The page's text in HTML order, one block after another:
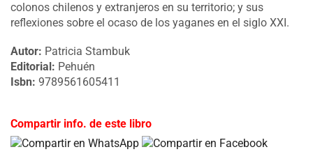
colonos chilenos y extranjeros en su territorio; y sus
reflexiones sobre el ocaso de los yaganes en el siglo XXI.
Autor: Patricia Stambuk
Editorial: Pehuén
Isbn: 9789561605411
Compartir info. de este libro